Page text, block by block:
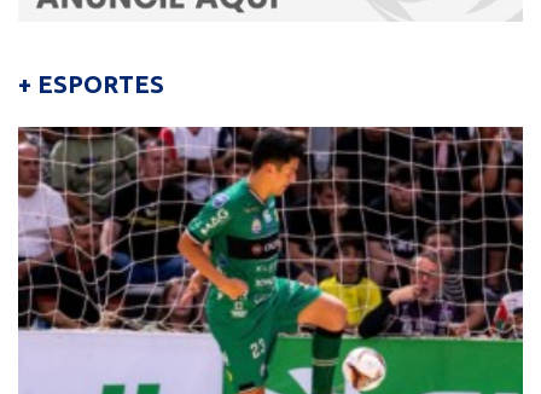
+ ESPORTES